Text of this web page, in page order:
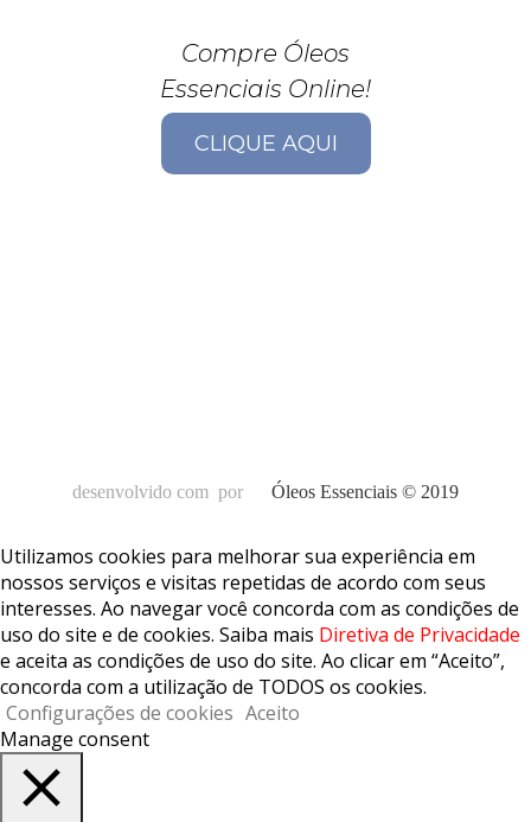
Compre Óleos
Essenciais Online!
CLIQUE AQUI
desenvolvido com por Óleos Essenciais © 2019
Utilizamos cookies para melhorar sua experiência em
nossos serviços e visitas repetidas de acordo com seus
interesses. Ao navegar você concorda com as condições de
uso do site e de cookies. Saiba mais Diretiva de Privacidade
e aceita as condições de uso do site. Ao clicar em “Aceito”,
concorda com a utilização de TODOS os cookies.
Configurações de cookies Aceito
Manage consent